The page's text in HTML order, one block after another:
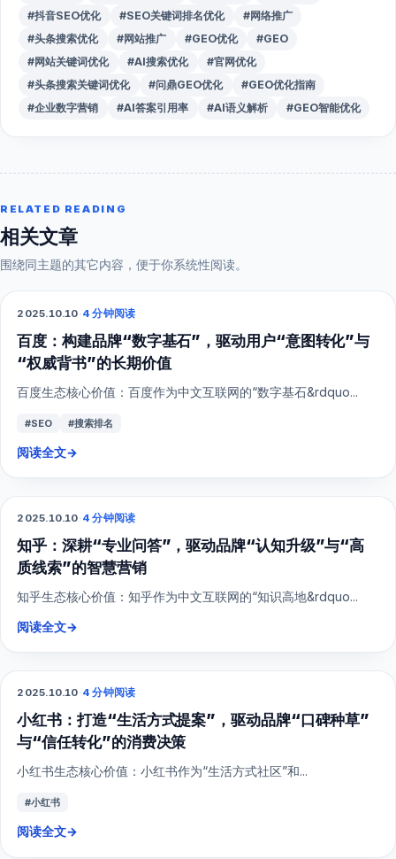
#抖音SEO优化
#SEO关键词排名优化
#网络推广
#头条搜索优化
#网站推广 #GEO优化
#GEO
#网站关键词优化
#AI搜索优化
#官网优化
#头条搜索关键词优化
#问鼎GEO优化
#GEO优化指南
#企业数字营销
#AI答案引用率 #AI语义解析 #GEO智能优化
RELATED READING
相关文章
围绕同主题的其它内容，便于你系统性阅读。
SEO
2025.10.10·4 分钟阅读
百度：构建品牌“数字基石”，驱动用户“意图转化”与
“权威背书”的长期价值
百度生态核心价值：百度作为中文互联网的“数字基石&rdquo...
#SEO #搜索排名
阅读全文→
SEO
2025.10.10·4 分钟阅读
知乎：深耕“专业问答”，驱动品牌“认知升级”与“高
质线索”的智慧营销
知乎生态核心价值：知乎作为中文互联网的“知识高地&rdquo...
阅读全文→
小红书
2025.10.10·4 分钟阅读
小红书：打造“生活方式提案”，驱动品牌“口碑种草”
与“信任转化”的消费决策
小红书生态核心价值：小红书作为“生活方式社区”和...
#小红书
阅读全文→